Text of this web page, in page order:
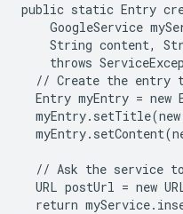
public static Entry
GoogleService
String content,
throws
// Create the entry
Entry myEntry = new
// Ask the service
URL postUrl = new
return